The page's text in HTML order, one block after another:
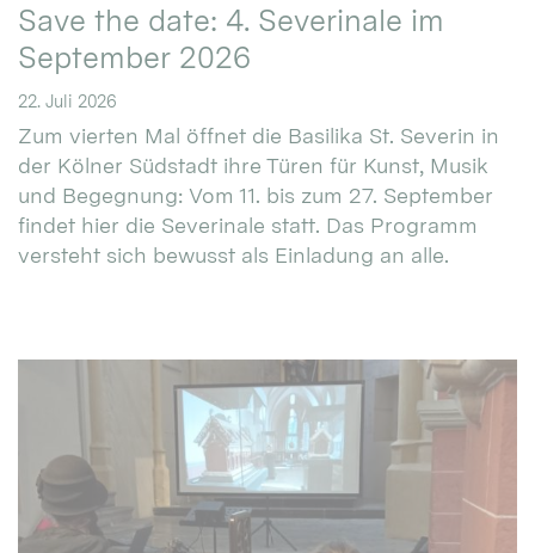
Save the date: 4. Severinale im
September 2026
22. Juli 2026
Zum vierten Mal öffnet die Basilika St. Severin in
der Kölner Südstadt ihre Türen für Kunst, Musik
und Begegnung: Vom 11. bis zum 27. September
findet hier die Severinale statt. Das Programm
versteht sich bewusst als Einladung an alle.